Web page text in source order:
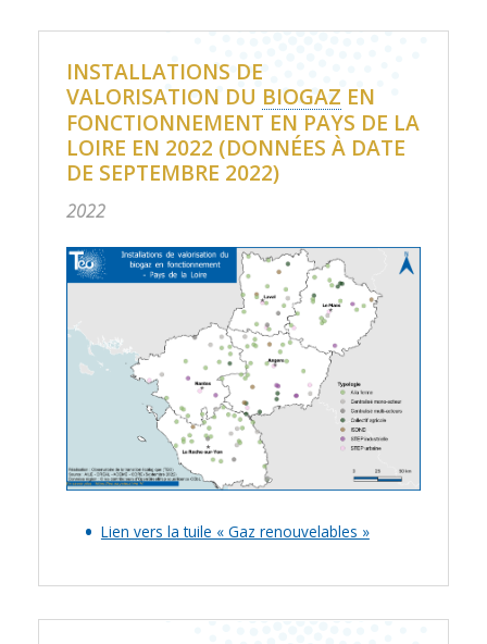
INSTALLATIONS DE
VALORISATION DU BIOGAZ EN
FONCTIONNEMENT EN PAYS DE LA
LOIRE EN 2022 (DONNÉES À DATE
DE SEPTEMBRE 2022)
2022
Lien vers la tuile « Gaz renouvelables »